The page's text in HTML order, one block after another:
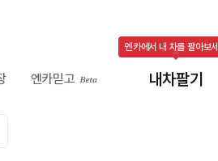
엔카믿고 내차팔기
엔카에서 내 차를 팔아보